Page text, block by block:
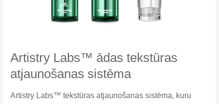
Artistry Labs™ ādas tekstūras
atjaunošanas sistēma
Artistry Labs™ tekstūras atjaunošanas sistēma, kuru